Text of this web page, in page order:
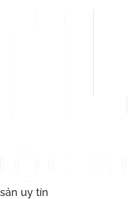
uy tín